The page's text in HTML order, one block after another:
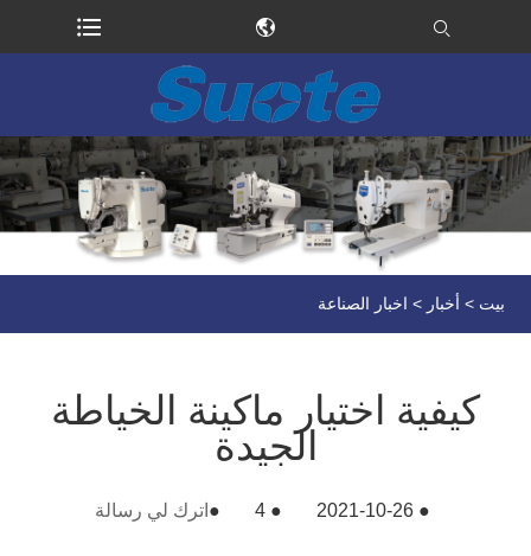
بيت > أخبار > اخبار الصناعة
كيفية اختيار ماكينة الخياطة
الجيدة
●
●
● اترك لي رسالة